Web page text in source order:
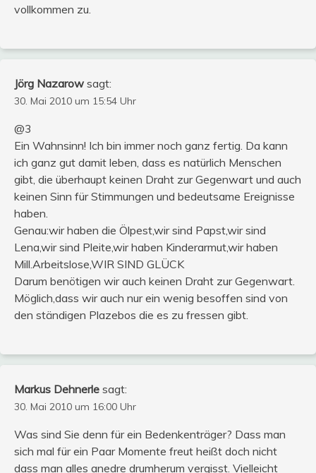
vollkommen zu.
Jörg Nazarow sagt:
30. Mai 2010 um 15:54 Uhr
@3
Ein Wahnsinn! Ich bin immer noch ganz fertig. Da kann
ich ganz gut damit leben, dass es natürlich Menschen
gibt, die überhaupt keinen Draht zur Gegenwart und auch
keinen Sinn für Stimmungen und bedeutsame Ereignisse
haben.
Genau:wir haben die Ölpest,wir sind Papst,wir sind
Lena,wir sind Pleite,wir haben Kinderarmut,wir haben
Mill.Arbeitslose,WIR SIND GLÜCK
Darum benötigen wir auch keinen Draht zur Gegenwart.
Möglich,dass wir auch nur ein wenig besoffen sind von
den ständigen Plazebos die es zu fressen gibt.
Markus Dehnerle sagt:
30. Mai 2010 um 16:00 Uhr
Was sind Sie denn für ein Bedenkenträger? Dass man
sich mal für ein Paar Momente freut heißt doch nicht
dass man alles anedre drumherum vergisst. Vielleicht